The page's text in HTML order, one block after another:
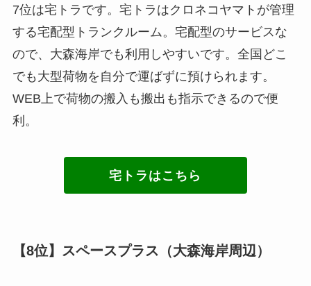
7位は宅トラです。宅トラはクロネコヤマトが管理
する宅配型トランクルーム。宅配型のサービスな
ので、大森海岸でも利用しやすいです。全国どこ
でも大型荷物を自分で運ばずに預けられます。
WEB上で荷物の搬入も搬出も指示できるので便
利。
宅トラはこちら
【8位】スペースプラス（大森海岸周辺）